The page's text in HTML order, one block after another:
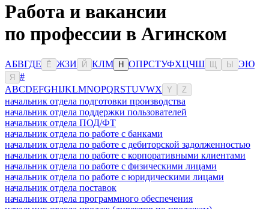
Работа и вакансии
по профессии в Агинском
АБВГДЕ Ё ЖЗИ Й КЛМ Н ОПРСТУФХЦЧШ Ы ЭЮ
Я
#
ABCDEFGHIJKLMNOPQRSTUVWX Y Z
начальник отдела подготовки производства
начальник отдела поддержки пользователей
начальник отдела ПОД/ФТ
начальник отдела по работе с банками
начальник отдела по работе с дебиторской задолженностью
начальник отдела по работе с корпоративными клиентами
начальник отдела по работе с физическими лицами
начальник отдела по работе с юридическими лицами
начальник отдела поставок
начальник отдела программного обеспечения